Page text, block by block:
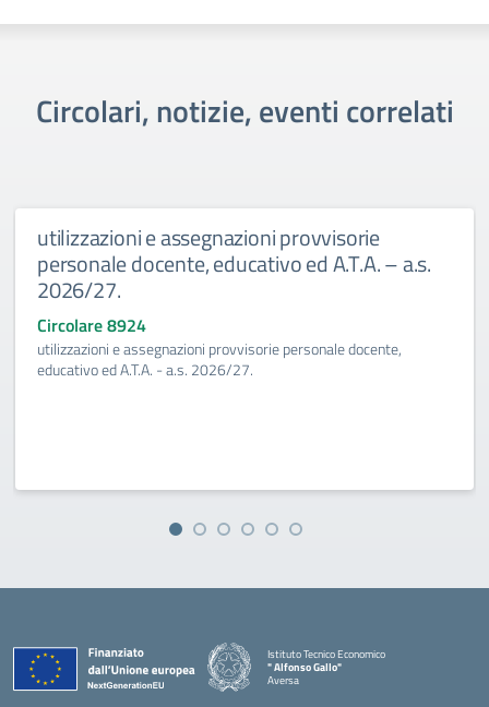
Circolari, notizie, eventi correlati
utilizzazioni e assegnazioni provvisorie
personale docente, educativo ed A.T.A. – a.s.
2026/27.
Circolare 8924
utilizzazioni e assegnazioni provvisorie personale docente,
educativo ed A.T.A. - a.s. 2026/27.
Istituto Tecnico Economico
" Alfonso Gallo"
Aversa